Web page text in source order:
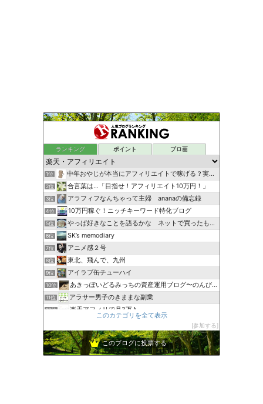
ランキング ポイント ブロ画
1位 中年おやじが本当にアフィリエイトで稼げる？実験証明ブログ
2位 合言葉は…「目指せ！アフィリエイト10万円！」
3位 アラフィフなんちゃって主婦 ananaの備忘録
4位 10万円稼ぐ！ニッチキーワード特化ブログ
5位 やっぱ好きなことを語るかな ネットで買ったもの紹介してます
6位 SK’s memodiary
7位 アニメ感２号
8位 東北、飛んで、九州
9位 アイラブ缶チューハイ
10位 あきっぽいどるみっちの資産運用ブログ〜のんびり配当と株主優待
11位 アラサー男子のきままな副業
12位 楽天アフィリで月3万♪
生きることは「表現する」こと-楽天アフィリ実践中！
14位 夢民島｜しんどくてもできるX × 楽天アフィリエイト
15位 アフィリエイトで主婦が月5万を目指すブログ
このカテゴリを全て表示
参加する
このブログに投票する